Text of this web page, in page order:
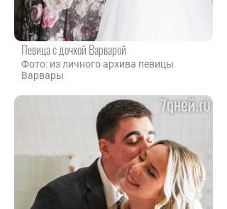
Певица с дочкой Варварой
Фото: из личного архива певицы
Варвары